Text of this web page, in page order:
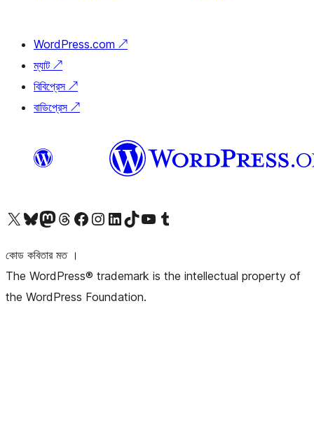
WordPress.com ↗
ম্যাট ↗
বিবিপ্রেস ↗
বাডিপ্রেস ↗
আমাদের X (আগের টুইটার) অ্যাকাউন্টে যানআমাদের Bluesky অ্যাকাউন্টটি দেখুনআমাদের মাস্টোডন অ্যাকাউন্টটি দেখুনআমাদের থ্রেডস অ্যাকাউন্টটি দেখুনআমাদের ফেসবুক পেজ দেখুনআমাদের ইন্সটাগ্রাম অ্যাকাউন্ট দেখুনআমাদের লিঙ্কডইন অ্যাকাউন্টে যানআমাদের TikTok অ্যাকাউন্টটি দেখুনআমাদের ইউটিউব চ্যানেলে যান আমাদের টাম্বলার অ্যাকাউন্ট দেখুন
কোড কবিতার মত ।
The WordPress® trademark is the intellectual property of
the WordPress Foundation.